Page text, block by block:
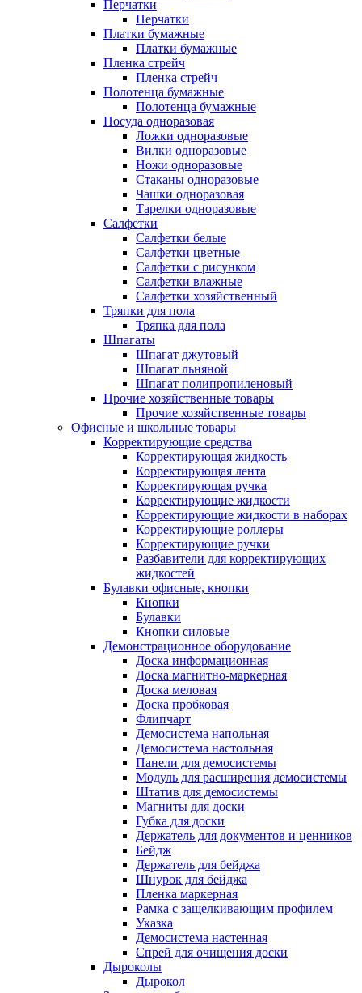
Перчатки
Перчатки
Платки бумажные
Платки бумажные
Пленка стрейч
Пленка стрейч
Полотенца бумажные
Полотенца бумажные
Посуда одноразовая
Ложки одноразовые
Вилки одноразовые
Ножи одноразовые
Стаканы одноразовые
Чашки одноразовая
Тарелки одноразовые
Салфетки
Салфетки белые
Салфетки цветные
Салфетки с рисунком
Салфетки влажные
Салфетки хозяйственный
Тряпки для пола
Тряпка для пола
Шпагаты
Шпагат джутовый
Шпагат льняной
Шпагат полипропиленовый
Прочие хозяйственные товары
Прочие хозяйственные товары
Офисные и школьные товары
Корректирующие средства
Корректирующая жидкость
Корректирующая лента
Корректирующая ручка
Корректирующие жидкости
Корректирующие жидкости в наборах
Корректирующие роллеры
Корректирующие ручки
Разбавители для корректирующих
жидкостей
Булавки офисные, кнопки
Кнопки
Булавки
Кнопки силовые
Демонстрационное оборудование
Доска информационная
Доска магнитно-маркерная
Доска меловая
Доска пробковая
Флипчарт
Демосистема напольная
Демосистема настольная
Панели для демосистемы
Модуль для расширения демосистемы
Штатив для демосистемы
Магниты для доски
Губка для доски
Держатель для документов и ценников
Бейдж
Держатель для бейджа
Шнурок для бейджа
Пленка маркерная
Рамка с защелкивающим профилем
Указка
Демосистема настенная
Спрей для очищения доски
Дыроколы
Дырокол